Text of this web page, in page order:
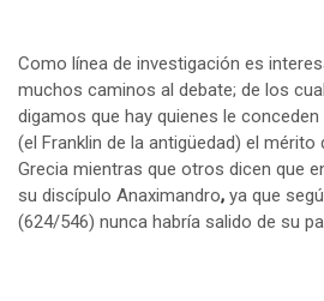
Como línea de investigación es
muchos caminos al debate; de los
digamos que hay quienes le
(el Franklin de la antigüedad) el mérito
Grecia mientras que otros dicen que
su discípulo Anaximandro, ya que
(624/546) nunca habría salido de su